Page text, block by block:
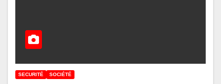
SECURITÉ SOCIÉTÉ